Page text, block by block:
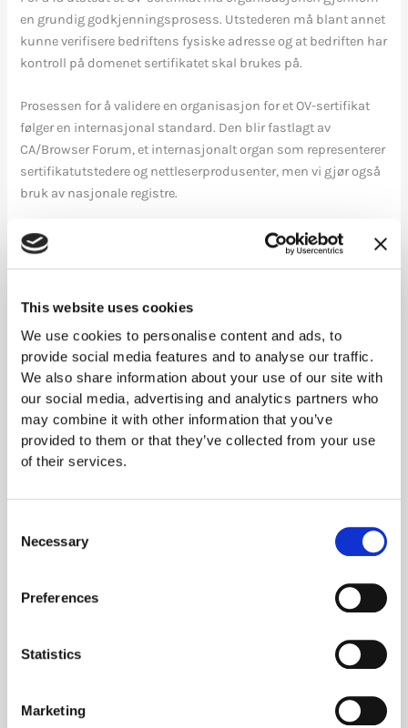
This website uses cookies
We use cookies to personalise content and ads, to
provide social media features and to analyse our traffic.
We also share information about your use of our site with
our social media, advertising and analytics partners who
may combine it with other information that you’ve
provided to them or that they’ve collected from your use
of their services.
Selection
Necessary
Preferences
Statistics
Marketing
en grundig godkjenningsprosess. Utstederen må blant annet
kunne verifisere bedriftens fysiske adresse og at bedriften har
kontroll på domenet sertifikatet skal brukes på.
Prosessen for å validere en organisasjon for et OV-sertifikat
følger en internasjonal standard. Den blir fastlagt av
CA/Browser Forum, et internasjonalt organ som representerer
sertifikatutstedere og nettleserprodusenter, men vi gjør også
bruk av nasjonale registre.
Den grundige godkjenningsprosessen for OV-sertifikater er
utformet med tanke på nettsider som krever sikkerhet og tillit
transaksjoner eller data som krever høyeste sikkerhetsnivå.
Noen eksempler:
B2B-bedrifter
Konsulentselskaper
Programvareleverandører
Domain Validation ogEV-sertifikaterfor Extended Validation.
over domenet. EV innebærer en strengere
godkjenningsprosess for organisasjonen enn for OV. Nivåene
gir samme kryptering, men ulik grad av identitetsbekreftelse.
sertifikater, mellom DV og EV. Det gjelder også
kompleksiteten i godkjenningsprosessen og ventetiden.
regelmessig.